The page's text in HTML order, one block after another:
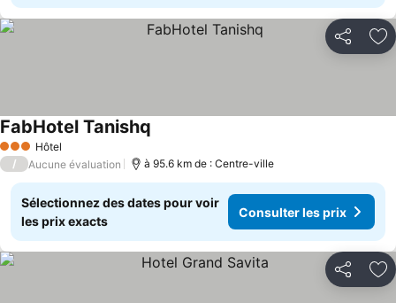
Partager
3 ÉtoilesHôtel
FabHotel Tanishq
/ Aucune évaluation à 95.6 km de : Centre-ville
Sélectionnez des dates pour voir
les prix exacts
Consulter les prix
Partager